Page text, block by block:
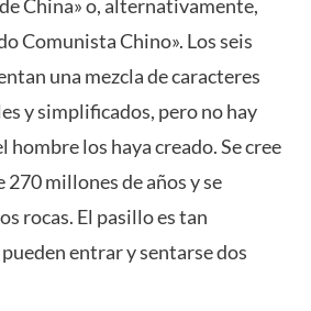
China» o, alternativamente,
Comunista Chino». Los seis
una mezcla de caracteres
y simplificados, pero no hay
hombre los haya creado. Se cree
millones de años y se
rocas. El pasillo es tan
entrar y sentarse dos